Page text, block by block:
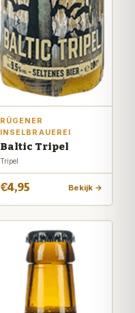
RÜGENER
INSELBRAUEREI
Baltic Tripel
Tripel
€4,95 Bekijk →